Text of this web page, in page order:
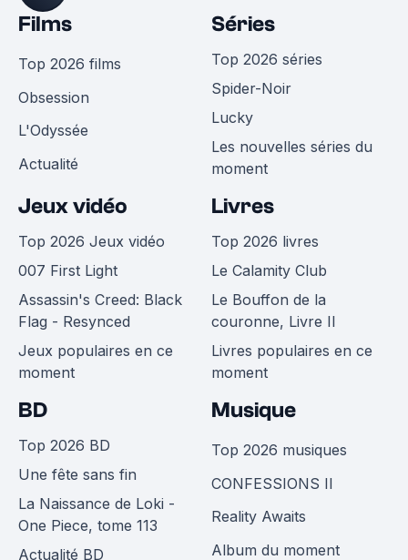
Films
Top 2026 films
Obsession
L'Odyssée
Actualité
Séries
Top 2026 séries
Spider-Noir
Lucky
Les nouvelles séries du
moment
Jeux vidéo
Top 2026 Jeux vidéo
007 First Light
Assassin's Creed: Black
Flag - Resynced
Jeux populaires en ce
moment
Livres
Top 2026 livres
Le Calamity Club
Le Bouffon de la
couronne, Livre II
Livres populaires en ce
moment
BD
Top 2026 BD
Une fête sans fin
La Naissance de Loki -
One Piece, tome 113
Actualité BD
Musique
Top 2026 musiques
CONFESSIONS II
Reality Awaits
Album du moment